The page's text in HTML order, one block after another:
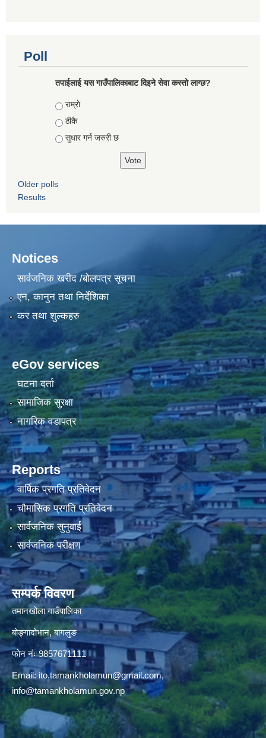
Poll
तपाईलाई यस गाउँपालिकाबाट दिइने सेवा कस्तो लाग्छ?
Choices
राम्राे
ठीकै
सुधार गर्न जरुरी छ
Older polls
Results
Notices
सार्वजनिक खरीद /बोलपत्र सूचना
एन, कानुन तथा निर्देशिका
कर तथा शुल्कहरु
eGov services
घटना दर्ता
सामाजिक सुरक्षा
नागरिक वडापत्र
Reports
वार्षिक प्रगति प्रतिवेदन
चौमासिक प्रगति प्रतिवेदन
सार्वजनिक सुनुवाई
सार्वजनिक परीक्षण
सम्पर्क विवरण
तमानखोला गाउँपालिका
बोङ्गादोभान, बागलुङ
फोन नंः 9857671111
Email: ito.tamankholamun@gmail.com,
info@tamankholamun.gov.np